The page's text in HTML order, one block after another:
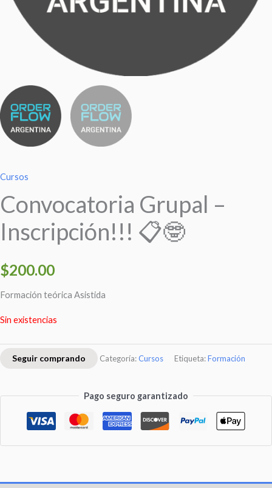
Cursos
Convocatoria Grupal –
Inscripción!!! 📋🤓
$200.00
Formación teórica Asistida
Sin existencias
Seguir comprando Categoría:Cursos Etiqueta:Formación
Pago seguro garantizado